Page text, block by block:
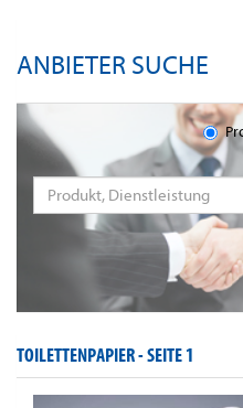
ANBIETER SUCHE
TOILETTENPAPIER -SEITE 1